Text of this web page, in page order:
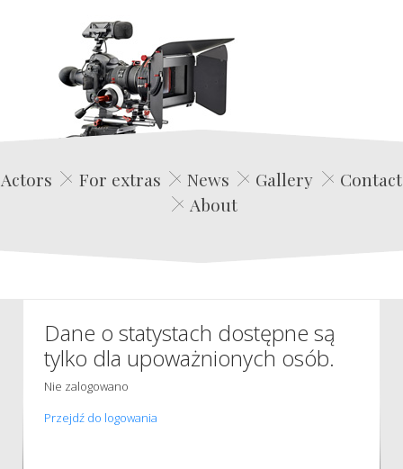
Edwin Film Agencja Aktorska
Actors For extras News Gallery
Contact
About
Dane o statystach dostępne są
tylko dla upoważnionych osób.
Nie zalogowano
Przejdź do logowania